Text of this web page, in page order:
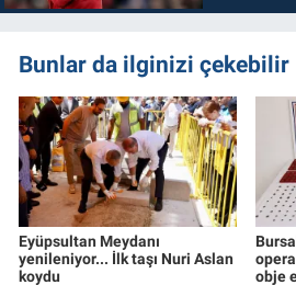
Bunlar da ilginizi çekebilir
Eyüpsultan Meydanı
yenileniyor... İlk taşı Nuri Aslan
koydu
obje